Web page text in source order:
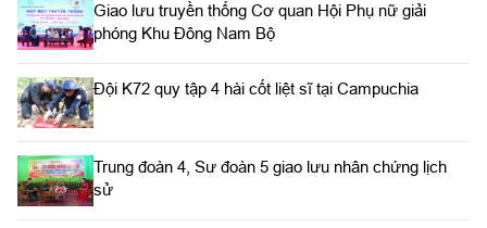
Giao lưu truyền thống Cơ quan Hội Phụ nữ giải
phóng Khu Đông Nam Bộ
Đội K72 quy tập 4 hài cốt liệt sĩ tại Campuchia
Trung đoàn 4, Sư đoàn 5 giao lưu nhân chứng lịch
sử